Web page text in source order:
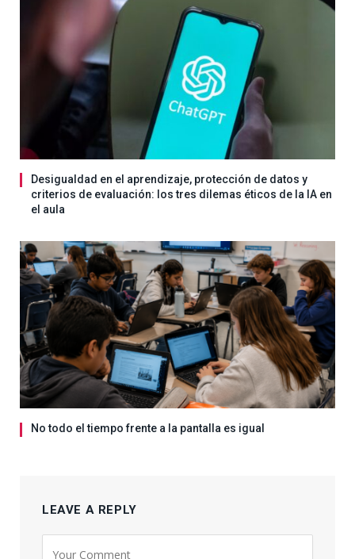
Desigualdad en el aprendizaje, protección de datos y
criterios de evaluación: los tres dilemas éticos de la IA en
el aula
No todo el tiempo frente a la pantalla es igual
LEAVE A REPLY